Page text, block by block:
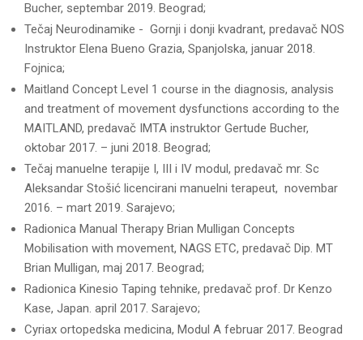
Bucher, septembar 2019. Beograd;
Tečaj Neurodinamike - Gornji i donji kvadrant, predavač NOS
Instruktor Elena Bueno Grazia, Spanjolska, januar 2018.
Fojnica;
Maitland Concept Level 1 course in the diagnosis, analysis
and treatment of movement dysfunctions according to the
MAITLAND, predavač IMTA instruktor Gertude Bucher,
oktobar 2017. – juni 2018. Beograd;
Tečaj manuelne terapije I, III i IV modul, predavač mr. Sc
Aleksandar Stošić licencirani manuelni terapeut, novembar
2016. – mart 2019. Sarajevo;
Radionica Manual Therapy Brian Mulligan Concepts
Mobilisation with movement, NAGS ETC, predavač Dip. MT
Brian Mulligan, maj 2017. Beograd;
Radionica Kinesio Taping tehnike, predavač prof. Dr Kenzo
Kase, Japan. april 2017. Sarajevo;
Cyriax ortopedska medicina, Modul A februar 2017. Beograd